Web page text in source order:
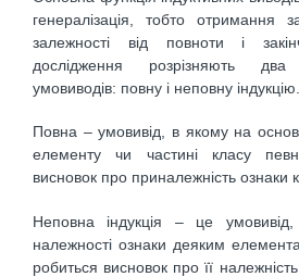
генералізація, тобто отримання
залежності від повноти і
дослідження розрізняють
умовиводів: повну і неповну індукцію.
Повна – умовивід, в якому на
елементу чи частині класу
висновок про приналежність ознаки
Неповна індукція – це
належності ознаки деяким
робиться висновок про її